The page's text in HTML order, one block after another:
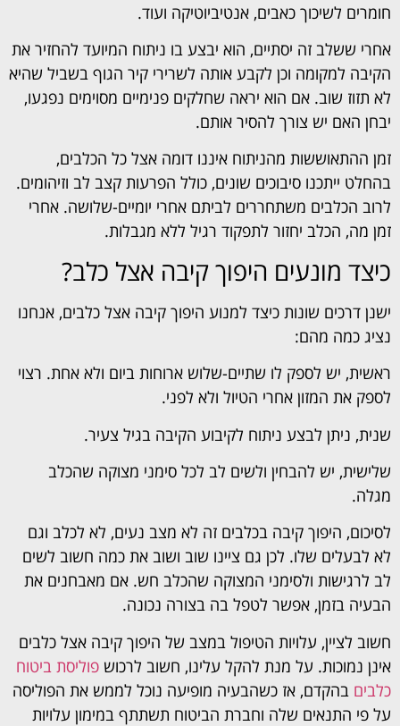
חומרים לשיכוך כאבים, אנטיביוטיקה ועוד.
אחרי ששלב זה יסתיים, הוא יבצע בו ניתוח המיועד להחזיר את
הקיבה למקומה וכן לקבע אותה לשרירי קיר הגוף בשביל שהיא
לא תזוז שוב. אם הוא יראה שחלקים פנימיים מסוימים נפגעו,
יבחן האם יש צורך להסיר אותם.
זמן ההתאוששות מהניתוח איננו דומה אצל כל הכלבים,
בהחלט ייתכנו סיבוכים שונים, כולל הפרעות קצב לב וזיהומים.
לרוב הכלבים משתחררים לביתם אחרי יומיים-שלושה. אחרי
זמן מה, הכלב יחזור לתפקוד רגיל ללא מגבלות.
כיצד מונעים היפוך קיבה אצל כלב?
ישנן דרכים שונות כיצד למנוע היפוך קיבה אצל כלבים, אנחנו
נציג כמה מהם:
ראשית, יש לספק לו שתיים-שלוש ארוחות ביום ולא אחת. רצוי
לספק את המזון אחרי הטיול ולא לפני.
שנית, ניתן לבצע ניתוח לקיבוע הקיבה בגיל צעיר.
שלישית, יש להבחין ולשים לב לכל סימני מצוקה שהכלב
מגלה.
לסיכום, היפוך קיבה בכלבים זה לא מצב נעים, לא לכלב וגם
לא לבעלים שלו. לכן גם ציינו שוב ושוב את כמה חשוב לשים
לב לרגישות ולסימני המצוקה שהכלב חש. אם מאבחנים את
הבעיה בזמן, אפשר לטפל בה בצורה נכונה.
חשוב לציין, עלויות הטיפול במצב של היפוך קיבה אצל כלבים
אינן נמוכות. על מנת להקל עלינו, חשוב לרכוש פוליסת ביטוח
כלבים בהקדם, אז כשהבעיה מופיעה נוכל לממש את הפוליסה
על פי התנאים שלה וחברת הביטוח תשתתף במימון עלויות